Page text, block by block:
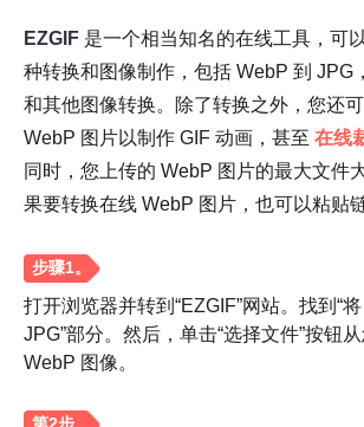
第2步。
EZGIF 是一个相当知名的在线工具，可
种转换和图像制作，包括 WebP 到 JPG
和其他图像转换。除了转换之外，您还
WebP 图片以制作 GIF 动画，甚至 在线
同时，您上传的 WebP 图片的最大文件
果要转换在线 WebP 图片，也可以粘贴
打开浏览器并转到“EZGIF”网站。找到“
JPG”部分。然后，单击“选择文件”按钮
WebP 图像。